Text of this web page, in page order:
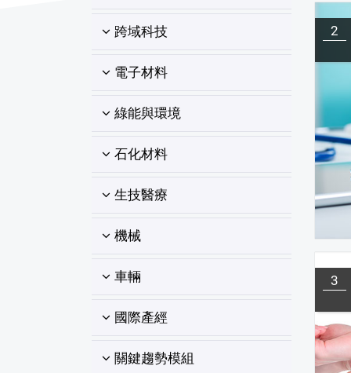
跨域科技
電子材料
綠能與環境
石化材料
生技醫療
機械
車輛
國際產經
關鍵趨勢模組
2
3